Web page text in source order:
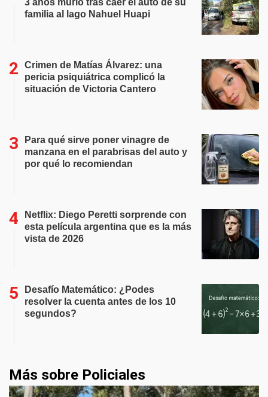
3 años murió tras caer el auto de su
familia al lago Nahuel Huapi
Crimen de Matías Álvarez: una
pericia psiquiátrica complicó la
situación de Victoria Cantero
Para qué sirve poner vinagre de
manzana en el parabrisas del auto y
por qué lo recomiendan
Netflix: Diego Peretti sorprende con
esta película argentina que es la más
vista de 2026
Desafío Matemático: ¿Podes
resolver la cuenta antes de los 10
segundos?
Más sobre Policiales